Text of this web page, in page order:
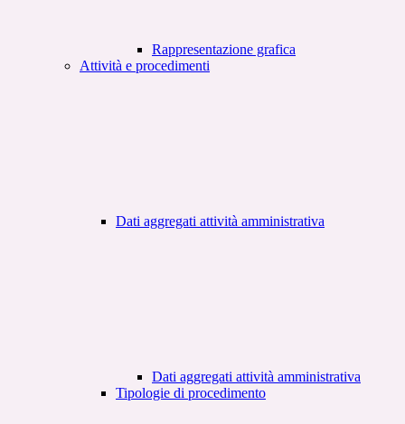
Rappresentazione grafica
Attività e procedimenti
Dati aggregati attività amministrativa
Dati aggregati attività amministrativa
Tipologie di procedimento